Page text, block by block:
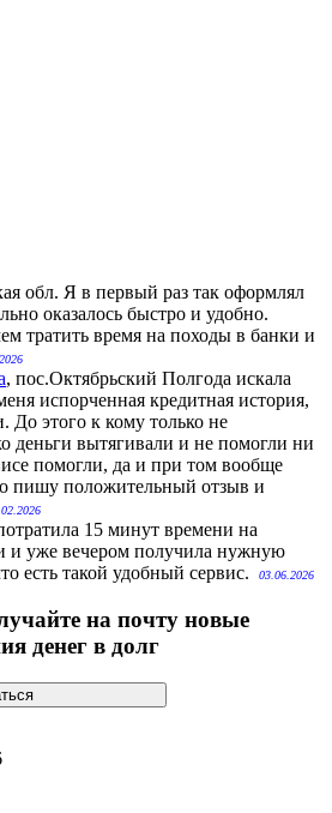
обл. Я в первый раз так оформлял
оказалось быстро и удобно.
тратить время на походы в банки и
, пос.Октябрьский Полгода искала
испорченная кредитная история,
До этого к кому только не
деньги вытягивали и не помогли ни
помогли, да и при том вообще
пишу положительный отзыв и
15 минут времени на
и уже вечером получила нужную
есть такой удобный сервис.
03.06.2026
на почту новые
денег в долг